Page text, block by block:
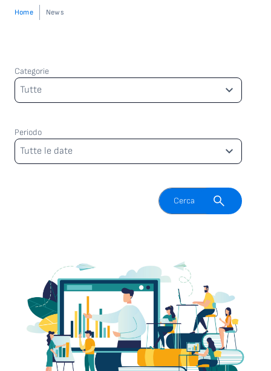
Home News
Categorie
Categorie
Tutte
Periodo
Periodo
Tutte le date
Attiva il campo di ricerca